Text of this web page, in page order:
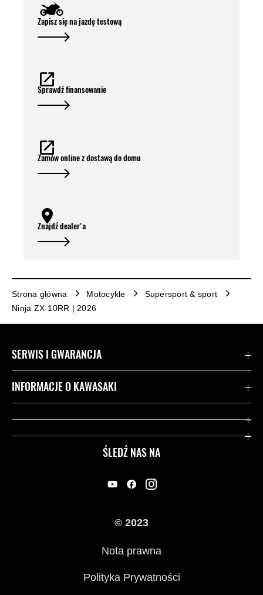
Zapisz się na jazdę testową
Sprawdź finansowanie
Zamów online z dostawą do domu
Znajdź dealer'a
Strona główna Motocykle
Supersport & sport
Ninja ZX-10RR | 2026
ŚLEDŹ NAS NA
SERWIS I GWARANCJA
Kontakt
Przydatne strony
INFORMACJE O KAWASAKI
Dziedzictwo Kawasaki
© 2023
Nota prawna
Polityka Prywatności